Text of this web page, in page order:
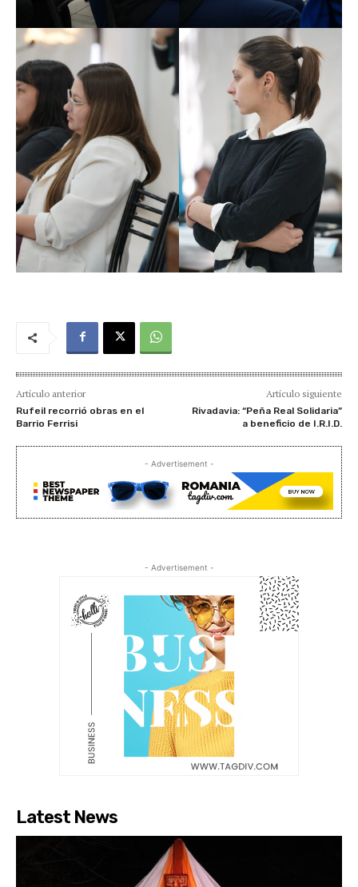
Artículo anterior
Rufeil recorrió obras en el
Barrio Ferrisi
Artículo siguiente
Rivadavia: “Peña Real Solidaria”
a beneficio de I.R.I.D.
- Advertisement -
- Advertisement -
Latest News